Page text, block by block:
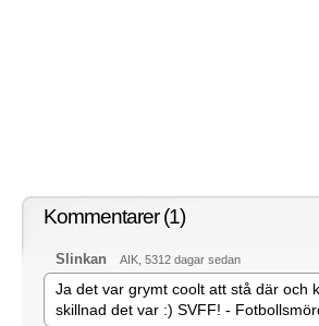
Kommentarer (1)
Slinkan AIK, 5312 dagar sedan
Ja det var grymt coolt att stå där och
skillnad det var :) SVFF! -